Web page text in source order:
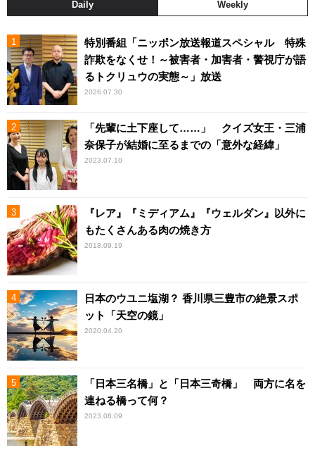
Daily Weekly
特別番組「ニッポン放送報道スペシャル 特殊
詐欺をなくせ！～被害者・加害者・警視庁が語
るトクリュウの実態～」放送
2026.07.30
「先輩に土下座して……」 クイズ女王・三浦
奈保子が結婚に至るまでの「意外な経緯」
2023.07.10
『レア』『ミディアム』『ウェルダン』以外に
もたくさんある肉の焼き方
2018.09.19
日本のウユニ塩湖？ 香川県三豊市の絶景スポ
ット「天空の鏡」
2020.04.20
「日本三名橋」と「日本三奇橋」 両方に名を
連ねる橋って何？
2023.08.09